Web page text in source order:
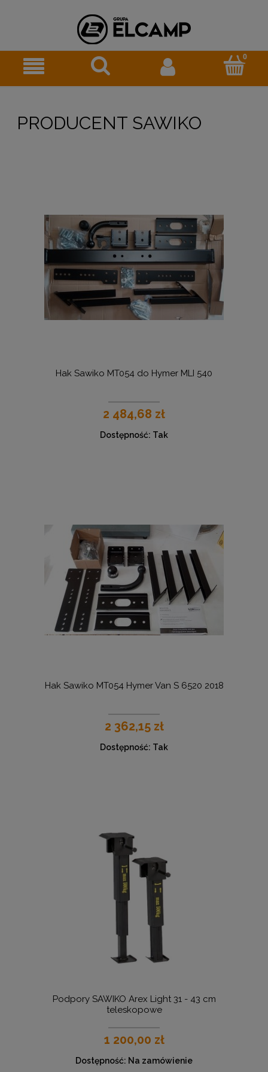
PRODUCENT SAWIKO
Hak Sawiko MT054 do Hymer MLI 540
2 484,68 zł
Dostępność: Tak
Hak Sawiko MT054 Hymer Van S 6520 2018
2 362,15 zł
Dostępność: Tak
Podpory SAWIKO Arex Light 31 - 43 cm
teleskopowe
1 200,00 zł
Dostępność: Na zamówienie